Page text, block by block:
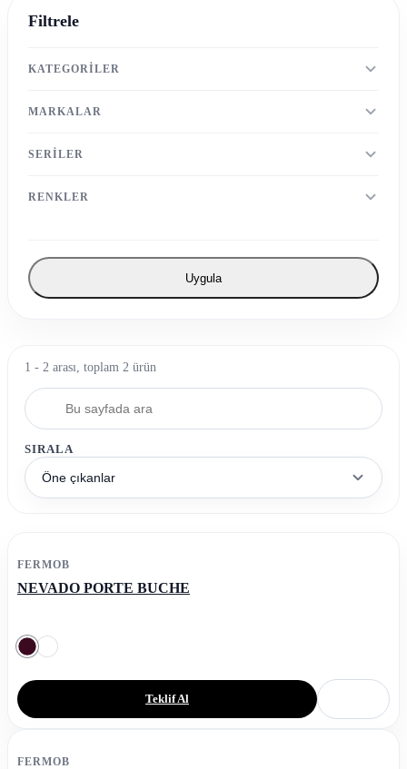
Filtrele
KATEGORILER
MARKALAR
SERILER
RENKLER
Uygula
1 - 2 arası, toplam 2 ürün
SIRALA
Öne çıkanlar
FERMOB
NEVADO PORTE BUCHE
Teklif Al
FERMOB